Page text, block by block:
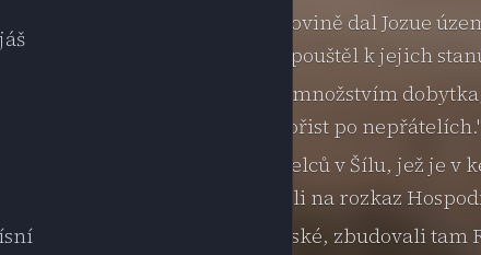
území v Bášanu a druhé polovině dal Jozue
Jozue s požehnáním propouštěl k jejich
ke svým stanům, s velkým množstvím
rouch; rozdělte si s bratřími kořist po nepřátelích."
Manasesova se vrátili od Izraelců v Šílu, jež je v
vlastnictví, kterou obdrželi na rozkaz
jsou ještě v zemi kenaanské, zbudovali tam